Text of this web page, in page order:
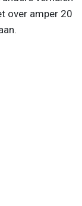
over amper 20